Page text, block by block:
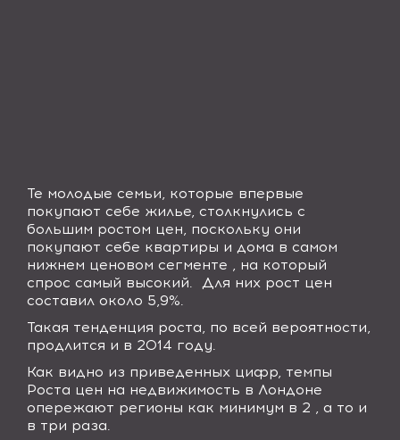
Те молодые семьи, которые впервые
покупают себе жилье, столкнулись с
большим ростом цен, поскольку они
покупают себе квартиры и дома в самом
нижнем ценовом сегменте , на который
спрос самый высокий. Для них рост цен
составил около 5,9%.
Такая тенденция роста, по всей вероятности,
продлится и в 2014 году.
Как видно из приведенных цифр, темпы
Роста цен на недвижимость в Лондоне
опережают регионы как минимум в 2 , а то и
в три раза.